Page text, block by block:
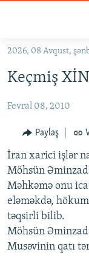
Əsas
qayıt
naviqasiyaya
Axtarışa
keç
#İZAHLA
KORRUPSIOMETR
#ƏSLINDƏ
FƏRQƏ BAX
QANUNI DOĞRU
ARAŞDIRMA
MULTIMEDIA
RADIO ARXIV
2026, 08 Avqust,
Keçmiş
Fevral 08, 2010
Paylaş
İran xarici işlər
Möhsün
Məhkəmə onu
eləməkdə,
təqsirli bilib.
Möhsün
Musəvinin qatı